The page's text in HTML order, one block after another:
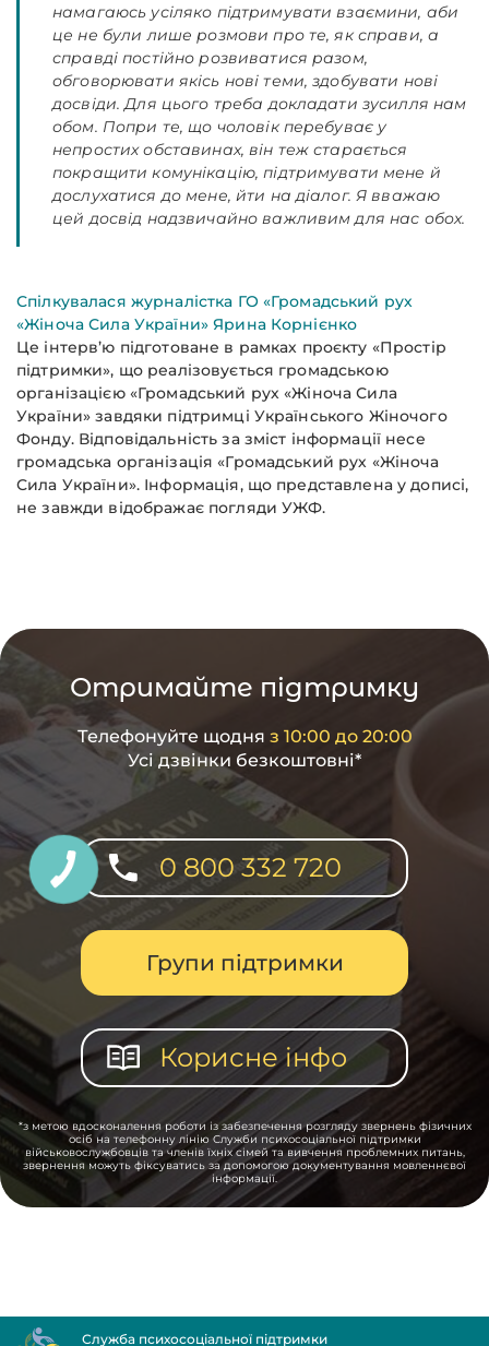
намагаюсь усіляко підтримувати взаємини, аби
це не були лише розмови про те, як справи, а
справді постійно розвиватися разом,
обговорювати якісь нові теми, здобувати нові
досвіди. Для цього треба докладати зусилля нам
обом. Попри те, що чоловік перебуває у
непростих обставинах, він теж старається
покращити комунікацію, підтримувати мене й
дослухатися до мене, йти на діалог. Я вважаю
цей досвід надзвичайно важливим для нас обох.
Спілкувалася журналістка ГО «Громадський рух
«Жіноча Сила України» Ярина Корнієнко
Це інтерв’ю підготоване в рамках проєкту «Простір
підтримки», що реалізовується громадською
організацією «Громадський рух «Жіноча Сила
України» завдяки підтримці Українського Жіночого
Фонду. Відповідальність за зміст інформації несе
громадська організація «Громадський рух «Жіноча
Сила України». Інформація, що представлена у дописі,
не завжди відображає погляди УЖФ.
Отримайте підтримку
Телефонуйте щодня з 10:00 до 20:00
Усі дзвінки безкоштовні*
0 800 332 720
Групи підтримки
Корисне інфо
*з метою вдосконалення роботи із забезпечення розгляду звернень фізичних
осіб на телефонну лінію Служби психосоціальної підтримки
військовослужбовців та членів їхніх сімей та вивчення проблемних питань,
звернення можуть фіксуватись за допомогою документування мовленнєвої
інформації.
Служба психосоціальної підтримки